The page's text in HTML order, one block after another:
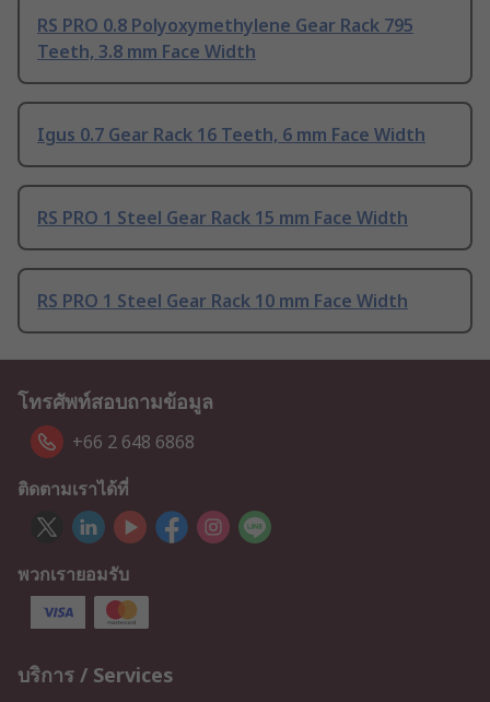
RS PRO 0.8 Polyoxymethylene Gear Rack 795
Teeth, 3.8 mm Face Width
Igus 0.7 Gear Rack 16 Teeth, 6 mm Face Width
RS PRO 1 Steel Gear Rack 15 mm Face Width
RS PRO 1 Steel Gear Rack 10 mm Face Width
โทรศัพท์สอบถามข้อมูล
+66 2 648 6868
ติดตามเราได้ที่
พวกเรายอมรับ
บริการ / Services